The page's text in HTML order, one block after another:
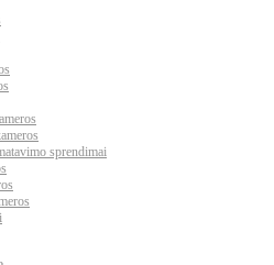
sprendimai